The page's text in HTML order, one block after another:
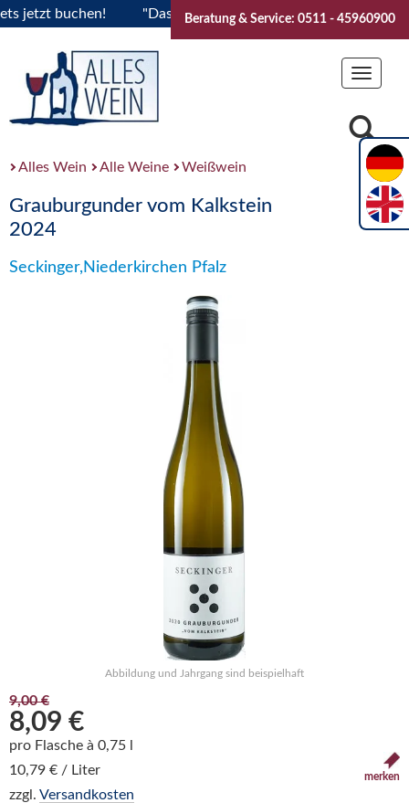
buchen! "Das Sommerfest 2026" Vive la
Beratung & Service: 0511 - 45960900
Toggle
Alles Wein Alle Weine Weißwein
Grauburgunder vom Kalkstein
2024
Seckinger,Niederkirchen Pfalz
Abbildung und Jahrgang sind beispielhaft
9,00 €
8,09 €
pro Flasche à 0,75 l
10,79 € / Liter
zzgl. Versandkosten
merken